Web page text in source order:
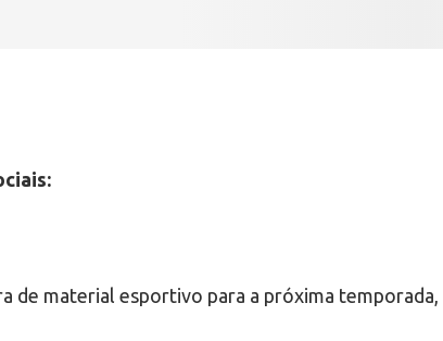
de material esportivo para a próxima temporada,